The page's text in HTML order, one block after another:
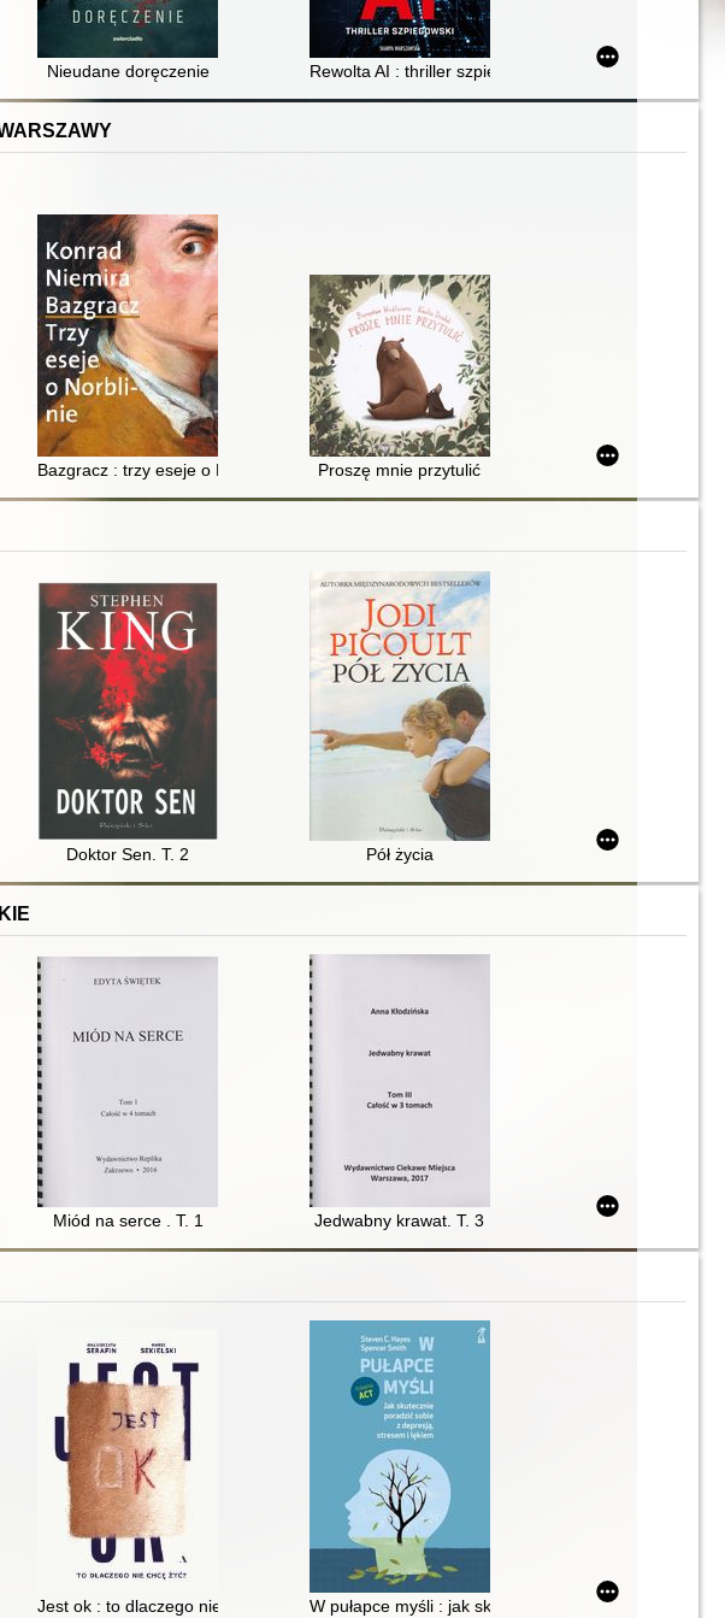
Nieudane doręczenie Rewolta AI : thriller szpiegowski
Bazgracz : trzy eseje o Norblinie Proszę mnie przytulić
Doktor Sen. T. 2 Pół życia
Miód na serce . T. 1 Jedwabny krawat. T. 3
i odpowiedziach eksperta
Jest ok : to dlaczego nie chcę żyć? W pułapce myśli : jak skutecznie poradzić sobie z